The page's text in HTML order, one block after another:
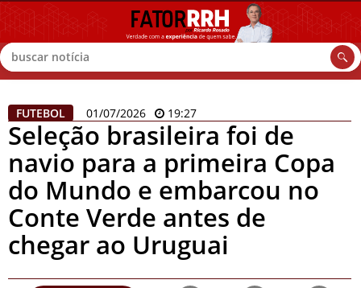
Buscar
FUTEBOL 01/07/2026 19:27
Seleção brasileira foi de
navio para a primeira Copa
do Mundo e embarcou no
Conte Verde antes de
chegar ao Uruguai